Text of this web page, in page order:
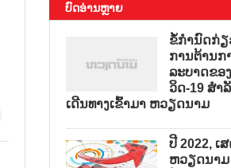
ບົດອ່ານຫຼາຍ
ຂໍ້ກຳນົດກ່ຽ
ການຕ້ານກ
ລະບາດຂອ
ວິດ-19 ສຳ
ເດີນທາງເຂົ້າມາ ຫວຽດນາມ
ປີ 2022, ເ
ຫວຽດນາມ